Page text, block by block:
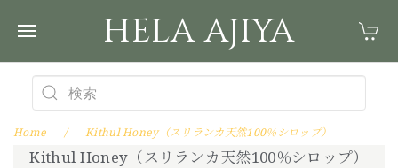
HELA AJIYA
Home Kithul Honey（スリランカ天然100％シロップ）
Kithul Honey（スリランカ天然100％シロップ）